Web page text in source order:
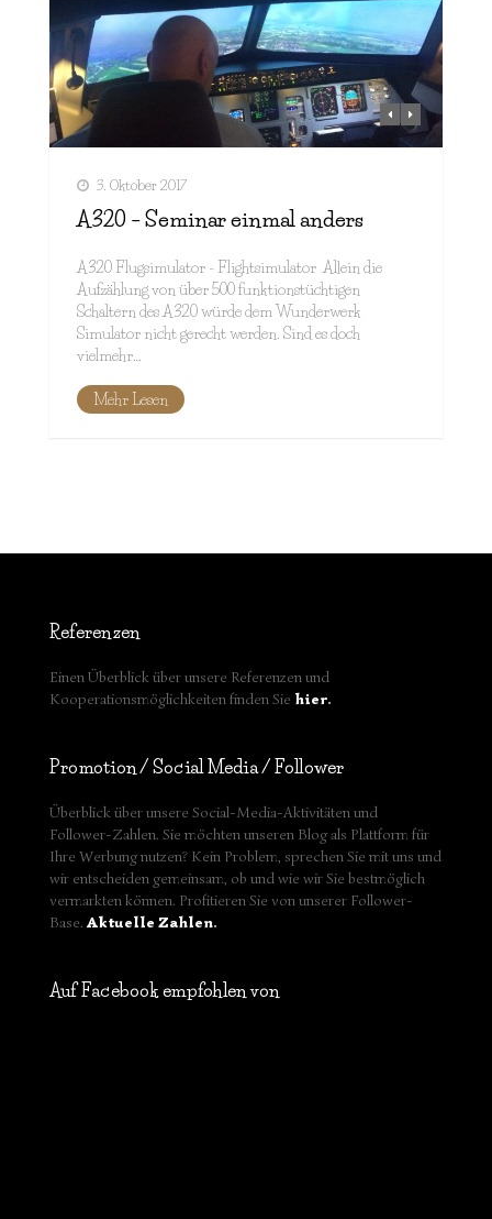
3. Oktober 2017
A320 – Seminar einmal anders
A320 Flugsimulator - Flightsimulator Allein die
Aufzählung von über 500 funktionstüchtigen
Schaltern des A320 würde dem Wunderwerk
Simulator nicht gerecht werden. Sind es doch
vielmehr…
Mehr Lesen
Referenzen
Einen Überblick über unsere Referenzen und
Kooperationsmöglichkeiten finden Sie hier.
Promotion / Social Media / Follower
Überblick über unsere Social-Media-Aktivitäten und
Follower-Zahlen. Sie möchten unseren Blog als Plattform für
Ihre Werbung nutzen? Kein Problem, sprechen Sie mit uns und
wir entscheiden gemeinsam, ob und wie wir Sie bestmöglich
vermarkten können. Profitieren Sie von unserer Follower-
Base. Aktuelle Zahlen.
Auf Facebook empfohlen von